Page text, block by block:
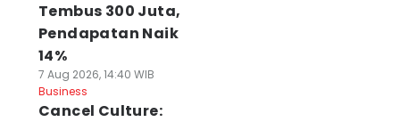
Tembus 300 Juta,
Pendapatan Naik
14%
7 Aug 2026, 14:40 WIB
Business
Cancel Culture: